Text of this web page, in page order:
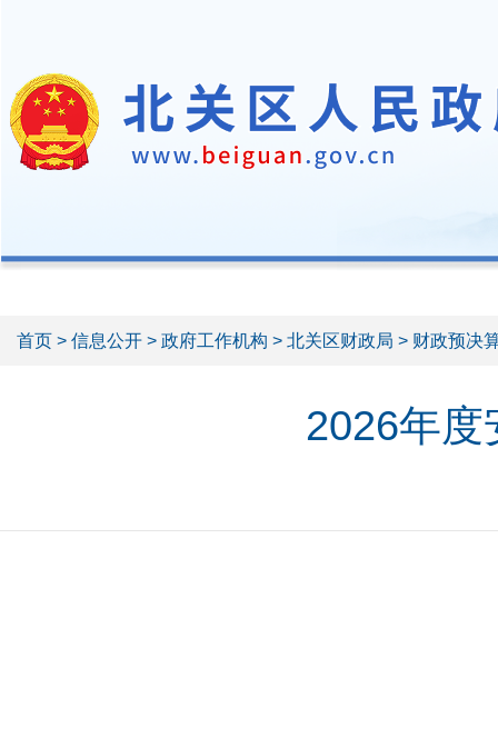
首页 > 信息公开 > 政府工作机构 > 北关区财政局 > 财政预决
2026年度